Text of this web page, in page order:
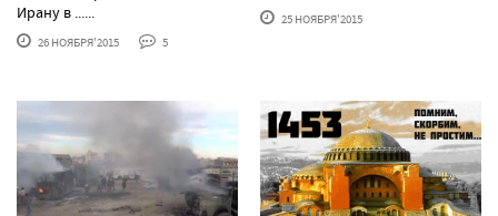
Ирану в ......
26 НОЯБРЯ'2015 5
25 НОЯБРЯ'2015